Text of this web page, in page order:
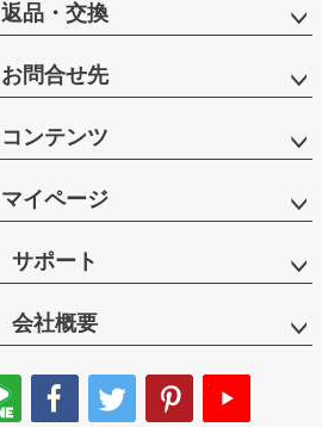
返品・交換
お問合せ先
コンテンツ
マイページ
サポート
会社概要